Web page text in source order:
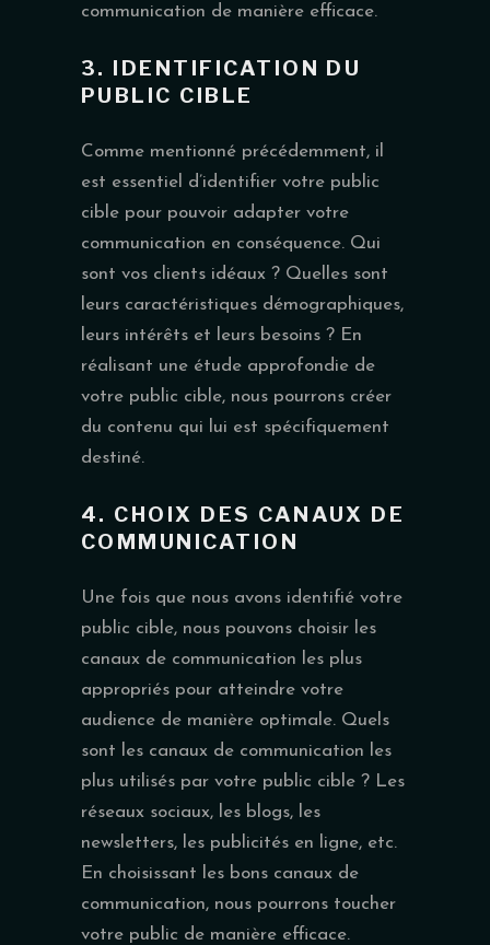
communication de manière efficace.
3. IDENTIFICATION DU
PUBLIC CIBLE
Comme mentionné précédemment, il
est essentiel d’identifier votre public
cible pour pouvoir adapter votre
communication en conséquence. Qui
sont vos clients idéaux ? Quelles sont
leurs caractéristiques démographiques,
leurs intérêts et leurs besoins ? En
réalisant une étude approfondie de
votre public cible, nous pourrons créer
du contenu qui lui est spécifiquement
destiné.
4. CHOIX DES CANAUX DE
COMMUNICATION
Une fois que nous avons identifié votre
public cible, nous pouvons choisir les
canaux de communication les plus
appropriés pour atteindre votre
audience de manière optimale. Quels
sont les canaux de communication les
plus utilisés par votre public cible ? Les
réseaux sociaux, les blogs, les
newsletters, les publicités en ligne, etc.
En choisissant les bons canaux de
communication, nous pourrons toucher
votre public de manière efficace.